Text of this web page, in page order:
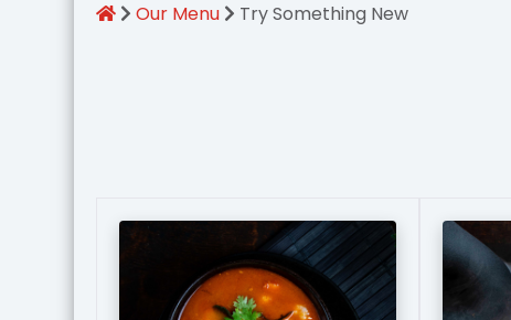
Our Menu Try Something New